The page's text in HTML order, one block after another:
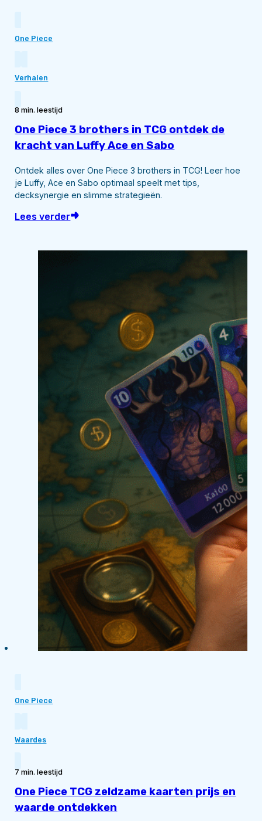
One Piece
Verhalen
8 min. leestijd
One Piece 3 brothers in TCG ontdek de
kracht van Luffy Ace en Sabo
Ontdek alles over One Piece 3 brothers in TCG! Leer hoe
je Luffy, Ace en Sabo optimaal speelt met tips,
decksynergie en slimme strategieën.
Lees verder
One Piece
Waardes
7 min. leestijd
One Piece TCG zeldzame kaarten prijs en
waarde ontdekken